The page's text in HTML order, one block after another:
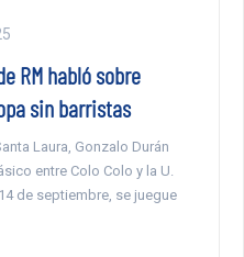
RM habló sobre
sin barristas
Laura, Gonzalo Durán
entre Colo Colo y la U.
de septiembre, se juegue